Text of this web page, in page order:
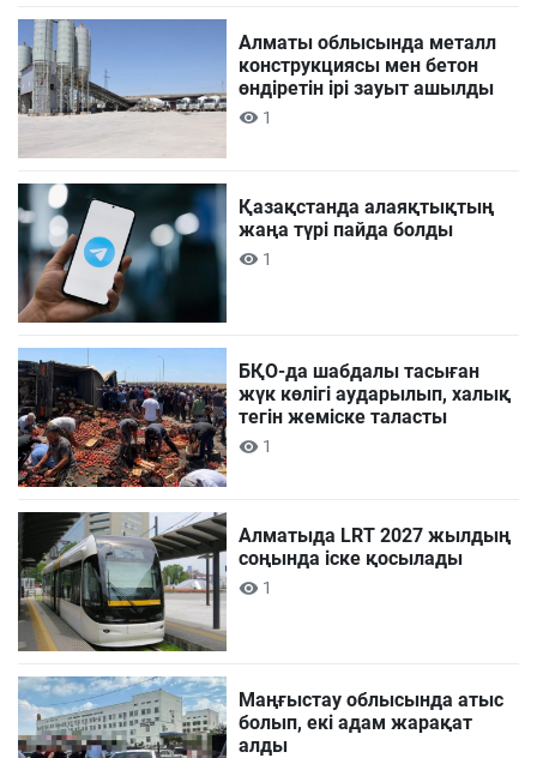
Алматы облысында металл
конструкциясы мен бетон
өндіретін ірі зауыт ашылды
1
Қазақстанда алаяқтықтың
жаңа түрі пайда болды
1
БҚО-да шабдалы тасыған
жүк көлігі аударылып, халық
тегін жеміске таласты
1
Алматыда LRT 2027 жылдың
соңында іске қосылады
1
Маңғыстау облысында атыс
болып, екі адам жарақат
алды